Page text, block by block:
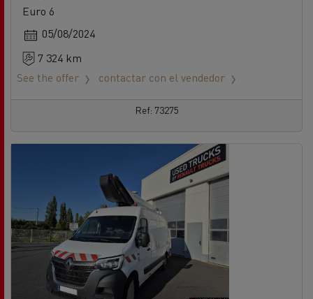
Euro 6
05/08/2024
7 324 km
See the offer
contactar con el vendedor
Ref: 73275